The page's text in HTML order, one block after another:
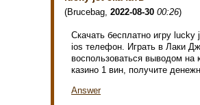
(Brucebag 2022-08-30 00:26)
Скачать бесплатно игру
ios телефон. Играть в Лаки
воспользоваться выводом на
казино 1 вин, получите
Answer